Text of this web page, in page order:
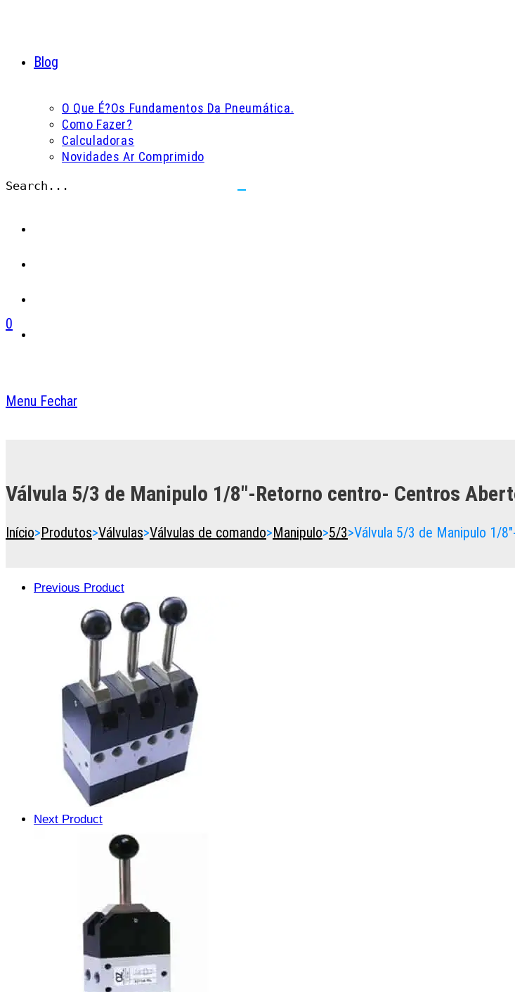
Blog
O Que É?Os Fundamentos Da Pneumática.
Como Fazer?
Calculadoras
Novidades Ar Comprimido
Search...
0
Menu Fechar
to
or
collapse
Válvula 5/3 de Manipulo 1/8″-Retorno centro- Centros
Início>Produtos>Válvulas>Válvulas de comando>Manipulo>5/3>Válvula 5/3 de Manipulo 1/
Previous Product
Next Product